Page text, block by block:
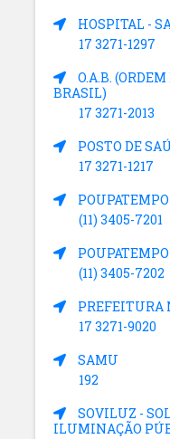
HOSPITAL -
17 3271-1297
O.A.B.
BRASIL)
17 3271-2013
POSTO DE
17 3271-1217
POUPATEMPO
(11) 3405-7201
POUPATEMPO
(11) 3405-7202
PREFEITURA
17 3271-9020
SAMU
192
SOVILUZ -
ILUMINAÇÃO